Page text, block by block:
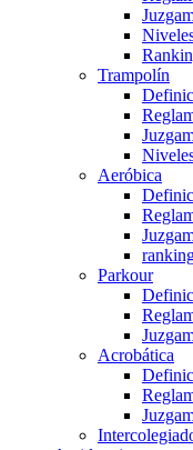
Trampolín
Aeróbica
Parkour
Acrobática